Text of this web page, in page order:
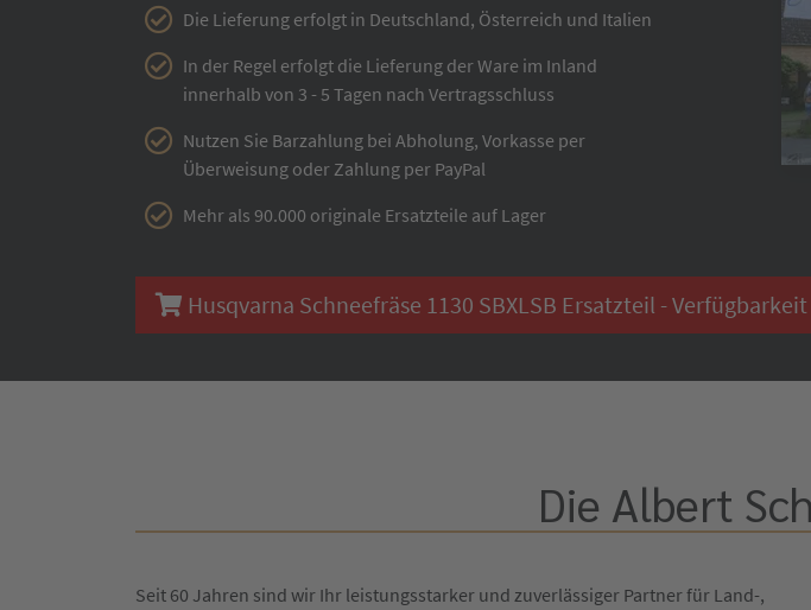
Die Lieferung erfolgt in Deutschland, Österreich und Italien
In der Regel erfolgt die Lieferung der Ware im Inland
innerhalb von 3 - 5 Tagen nach Vertragsschluss
Nutzen Sie Barzahlung bei Abholung, Vorkasse per
Überweisung oder Zahlung per PayPal
Mehr als 90.000 originale Ersatzteile auf Lager
Husqvarna Schneefräse 1130 SBXLSB Ersatzteil -
Die Albert
Seit 60 Jahren sind wir Ihr leistungsstarker und zuverlässiger Partner für Land-,